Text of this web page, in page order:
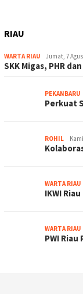
RIAU
WARTA RIAU Jumat, 7
SKK Migas, PHR
PEKANBARU
Perkuat
ROHIL
WARTA RIAU
IKWI
WARTA RIAU
PWI